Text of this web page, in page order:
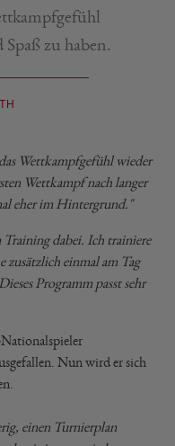
zu haben.
Wettkampfgefühl wieder
Wettkampf nach langer
eher im Hintergrund."
Training dabei. Ich trainiere
zusätzlich einmal am Tag
Programm passt sehr
Nun wird er sich
einen Turnierplan